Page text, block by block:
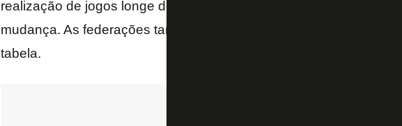
realização de jogos longe do Rio com clubes de outros estados. O
mudança. As federações também. Em breve, a CBF oficializará o
tabela.